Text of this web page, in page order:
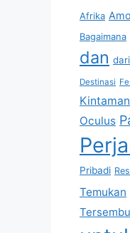
Afrika
Bagaimana
dan dari
Destinasi
Oculus
Pribadi
Temukan